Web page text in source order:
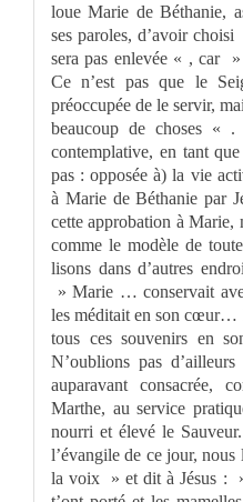
loue Marie de Béthanie,
ses paroles, d’avoir
sera pas enlevée « , car
Ce n’est pas que le
préoccupée de le servir,
beaucoup de choses «
contemplative, en tant
pas : opposée à) la vie
à Marie de Béthanie par
cette approbation à Marie,
comme le modèle de
lisons dans d’autres
» Marie … conservait
les méditait en son cœur…
tous ces souvenirs en
N’oublions pas
auparavant consacrée,
Marthe, au service
nourri et élevé le
l’évangile de ce jour,
la voix » et dit à Jésus :